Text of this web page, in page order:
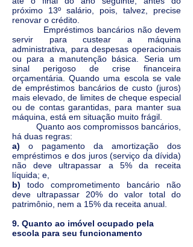
próximo 13º salário, pois, talvez, precise
renovar o crédito.
Empréstimos bancários não devem
servir para custear a máquina
administrativa, para despesas operacionais
ou para a manutenção básica. Seria um
sinal perigoso de crise financeira
orçamentária. Quando uma escola se vale
de empréstimos bancários de custo (juros)
mais elevado, de limites de cheque especial
ou de contas garantidas, para manter sua
máquina, está em situação muito frágil.
Quanto aos compromissos bancários,
há duas regras:
a) o pagamento da amortização dos
empréstimos e dos juros (serviço da dívida)
não deve ultrapassar a 5% da receita
líquida; e,
b) todo comprometimento bancário não
deve ultrapassar 20% do valor total do
patrimônio, nem a 15% da receita anual.
9. Quanto ao imóvel ocupado pela
escola para seu funcionamento